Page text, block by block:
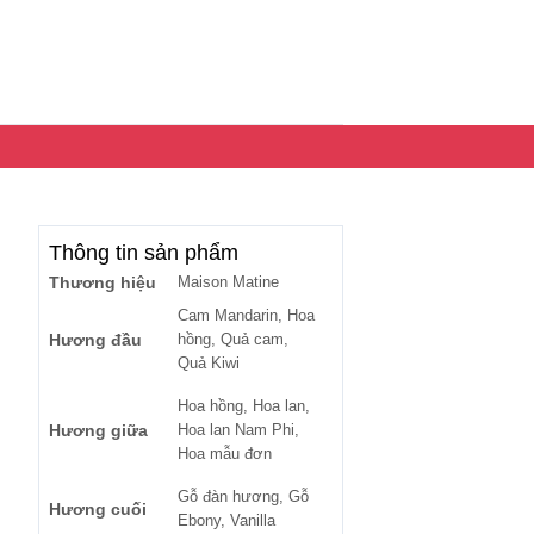
Thông tin sản phẩm
Thương hiệu Maison Matine
Hương đầu
Cam Mandarin, Hoa
hồng, Quả cam,
Quả Kiwi
Hương giữa
Hoa hồng, Hoa lan,
Hoa lan Nam Phi,
Hoa mẫu đơn
Hương cuối
Gỗ đàn hương, Gỗ
Ebony, Vanilla